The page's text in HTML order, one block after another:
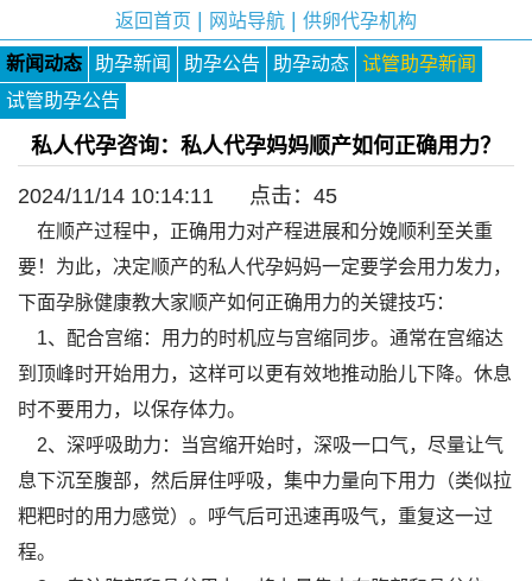
返回首页 网站导航 供卵代孕机构
新闻动态 助孕新闻 助孕公告 助孕动态
试管助孕新闻
试管助孕公告
私人代孕咨询：私人代孕妈妈顺产如何正确用力？
2024/11/14 10:14:11 点击： 45
在顺产过程中，正确用力对产程进展和分娩顺利至关重
要！为此，决定顺产的私人代孕妈妈一定要学会用力发力，
下面孕脉健康教大家顺产如何正确用力的关键技巧：
1、配合宫缩：用力的时机应与宫缩同步。通常在宫缩达
到顶峰时开始用力，这样可以更有效地推动胎儿下降。休息
时不要用力，以保存体力。
2、深呼吸助力：当宫缩开始时，深吸一口气，尽量让气
息下沉至腹部，然后屏住呼吸，集中力量向下用力（类似拉
粑粑时的用力感觉）。呼气后可迅速再吸气，重复这一过
程。